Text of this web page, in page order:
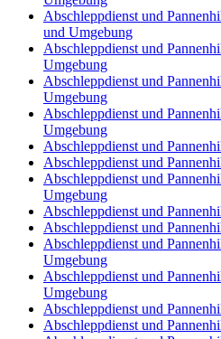
Abschleppdienst und
und Umgebung
Abschleppdienst und
Umgebung
Abschleppdienst und
Umgebung
Abschleppdienst und
Umgebung
Abschleppdienst und
Abschleppdienst und
Abschleppdienst und
Umgebung
Abschleppdienst und
Abschleppdienst und
Abschleppdienst und
Umgebung
Abschleppdienst und
Umgebung
Abschleppdienst und
Abschleppdienst und